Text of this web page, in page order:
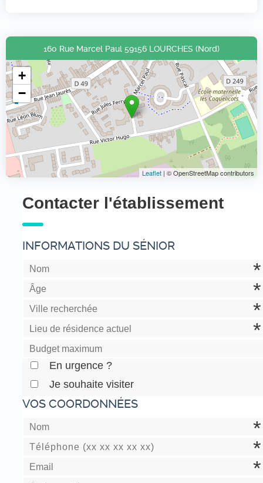
160 Rue Marcel Paul 59156 LOURCHES (Nord)
+
−
Leaflet | © OpenStreetMap contributors
Contacter l'établissement
INFORMATIONS DU SÉNIOR
En urgence ?
Je souhaite visiter
VOS COORDONNÉES